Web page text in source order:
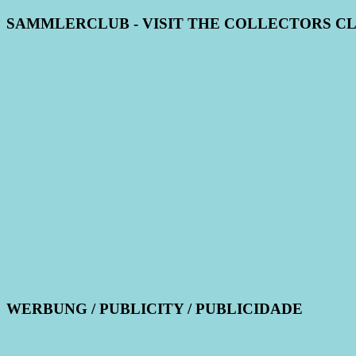
SAMMLERCLUB - VISIT THE COLLECTORS
WERBUNG / PUBLICITY / PUBLICIDADE